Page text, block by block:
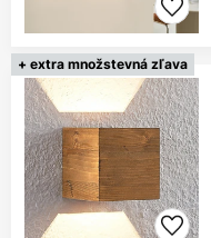
+ extra množstevná zľava